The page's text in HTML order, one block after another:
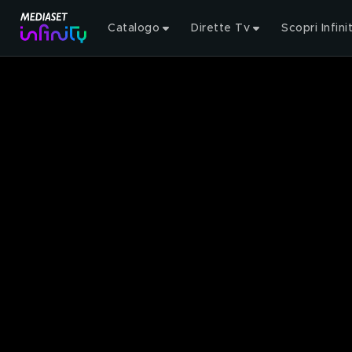
Catalogo Dirette Tv Scopri